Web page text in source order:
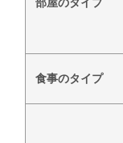
食事のタイプ